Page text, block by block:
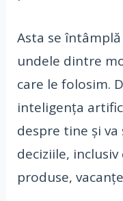
Asta se
undele dintre
care le folosim.
inteligența
despre tine și
deciziile,
produse,